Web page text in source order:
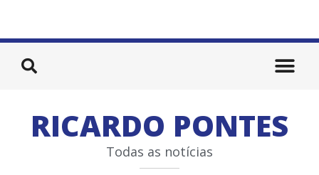
RICARDO PONTES
Todas as notícias